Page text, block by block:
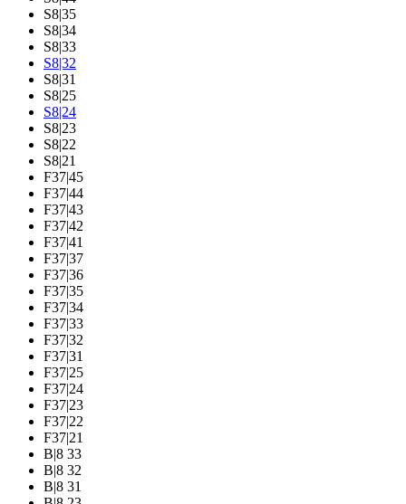
S8|35
S8|34
S8|33
S8|32
S8|31
S8|25
S8|24
S8|23
S8|22
S8|21
F37|45
F37|44
F37|43
F37|42
F37|41
F37|37
F37|36
F37|35
F37|34
F37|33
F37|32
F37|31
F37|25
F37|24
F37|23
F37|22
F37|21
B|8 33
B|8 32
B|8 31